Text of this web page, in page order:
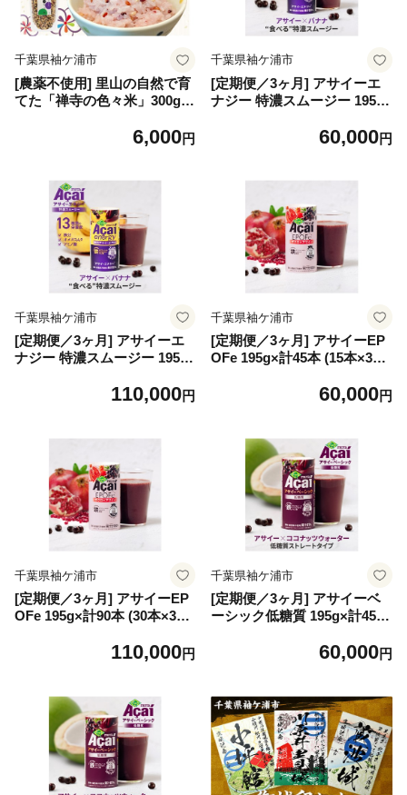
千葉県袖ケ浦市
[農薬不使用] 里山の自然で育
てた「禅寺の色々米」300g｜
津 田 こめ 色米 有色米 雑穀
6,000円
千葉県袖ケ浦市
[定期便／3ヶ月] アサイーエ
ナジー 特濃スムージー 195g
料・香料・着色料未使用】｜
使用 香料不使用 着色料不使
用 朝食 おやつ [0698]
60,000円
千葉県袖ケ浦市
[定期便／3ヶ月] アサイーエ
ナジー 特濃スムージー 195g
料・香料・着色料未使用】｜
使用 香料不使用 着色料不使
用 朝食 おやつ [0699]
110,000円
千葉県袖ケ浦市
[定期便／3ヶ月] アサイーEP
OFe 195g×計45本 (15本×3回)
｜アサイードリンクフルーツ
ェノール 鉄 葉酸 甘味料不使
用 香料不使用 着色料不使用
朝食 おやつ [0702]
60,000円
千葉県袖ケ浦市
[定期便／3ヶ月] アサイーEP
OFe 195g×計90本 (30本×3回)
｜アサイードリンクフルーツ
ェノール 鉄 葉酸 甘味料不使
用 香料不使用 着色料不使用
朝食 おやつ [0703]
110,000円
千葉県袖ケ浦市
[定期便／3ヶ月] アサイーベ
ーシック低糖質 195g×計45本
着色料未使用】｜アサイード
の 低糖質 甘味料不使用 香料
不使用 着色料不使用 朝食 お
やつ [0700]
60,000円